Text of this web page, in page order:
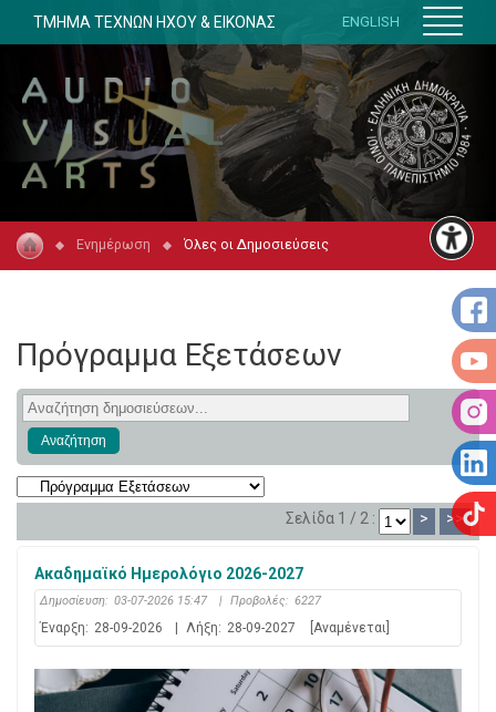
ΤΜΗΜΑ ΤΕΧΝΩΝ ΗΧΟΥ & ΕΙΚΟΝΑΣ ENGLISH
Ενημέρωση Όλες οι Δημοσιεύσεις
Πρόγραμμα Εξετάσεων
Σελίδα 1 / 2 : > >>
Ακαδημαϊκό Ημερολόγιο 2026-2027
Δημοσίευση: 03-07-2026 15:47 | Προβολές: 6227
Έναρξη: 28-09-2026 Λήξη: 28-09-2027 [Αναμένεται]